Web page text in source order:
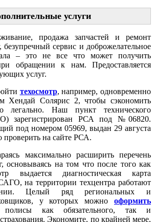
услуги
продажа запчастей и ремонт
сервис и доброжелательное
– это не все что может получить
обращении к нам. Предоставляется
услуг.
техосмотр, например, одновременно
Хендай Солярис 2, чтобы сэкономить
легально. Наш пункт технического
зарегистрирован РСА под №06820.
под номером 05969, выдан 29 августа
проверить на сайте РСА.
максимально расширить перечень
основываясь на том что после того как
выдается диагностическая карта
на территории техцентра работают
Целый ряд региональных и
у которых можно оформить
как обязательного, так и
Экономите, по крайней мере,